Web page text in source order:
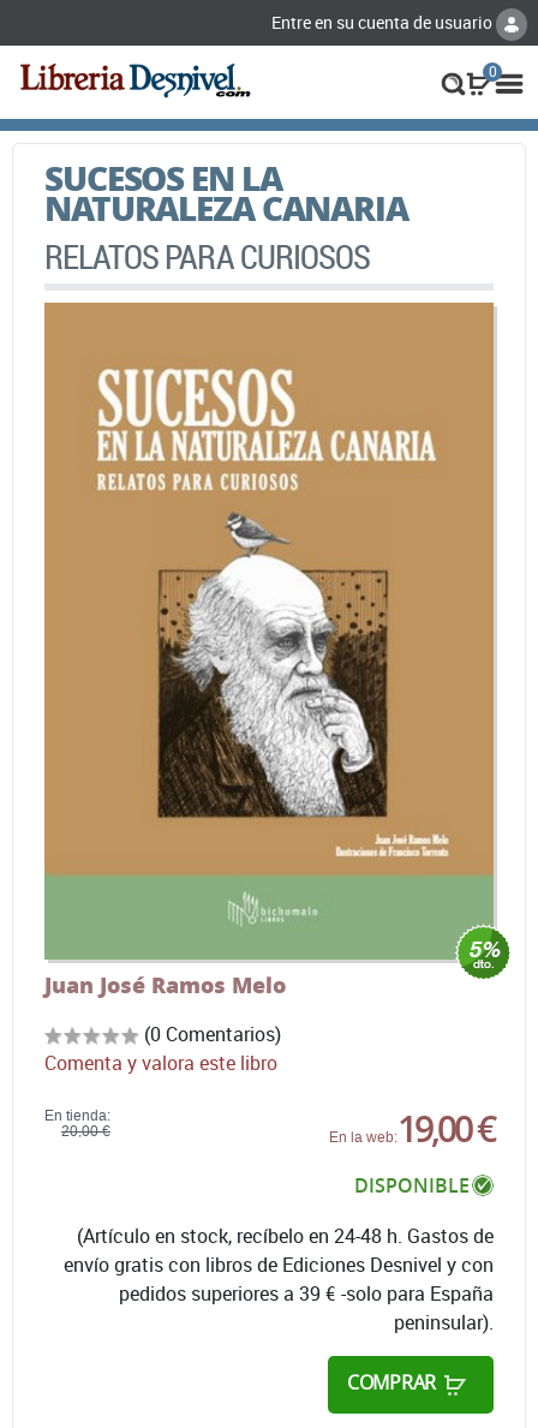
Entre en su cuenta de usuario
0
SUCESOS EN LA
NATURALEZA CANARIA
RELATOS PARA CURIOSOS
Juan José Ramos Melo
(0 Comentarios)
Comenta y valora este libro
En tienda:
20,00 €
En la web:19,00 €
DISPONIBLE
(Artículo en stock, recíbelo en 24-48 h. Gastos de
envío gratis con libros de Ediciones Desnivel y con
pedidos superiores a 39 € -solo para España
peninsular).
COMPRAR